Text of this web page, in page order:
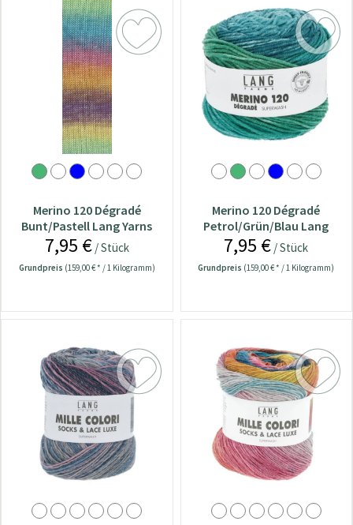
Merino 120 Dégradé
Bunt/Pastell Lang Yarns
Wolle
7,95 €/ Stück
Grundpreis (159,00 € * / 1 Kilogramm)
Merino 120 Dégradé
Petrol/Grün/Blau Lang
Yarns Wolle
7,95 € / Stück
Grundpreis (159,00 € * / 1 Kilogramm)